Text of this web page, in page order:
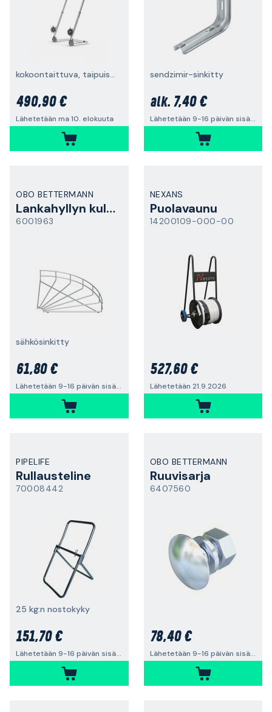
kokoontaittuva, taipuisille putkille
490,90 €
Lähetetään ma 10. elokuuta
sendzimir-sinkitty
alk. 7,40 €
Lähetetään 9-16 päivän sisällä
OBO BETTERMANN
Lankahyllyn kulmakappale
6001963
sähkösinkitty
61,80 €
Lähetetään 9-16 päivän sisällä
NEXANS
Puolavaunu
14200109-000-00
527,60 €
Lähetetään 21.9.2026
PIPELIFE
Rullausteline
70008442
25 kg:n nostokyky
151,70 €
Lähetetään 9-16 päivän sisällä
OBO BETTERMANN
Ruuvisarja
6407560
78,40 €
Lähetetään 9-16 päivän sisällä